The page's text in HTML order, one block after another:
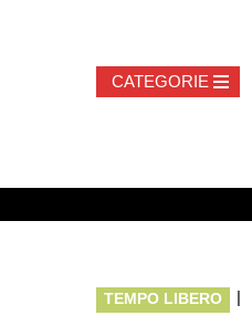
TEMPO LIBERO |